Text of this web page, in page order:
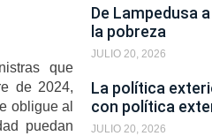
que
de 2024,
obligue al
puedan
De Lampedusa
la pobreza
JULIO 20, 2026
La política
con política
JULIO 20, 2026